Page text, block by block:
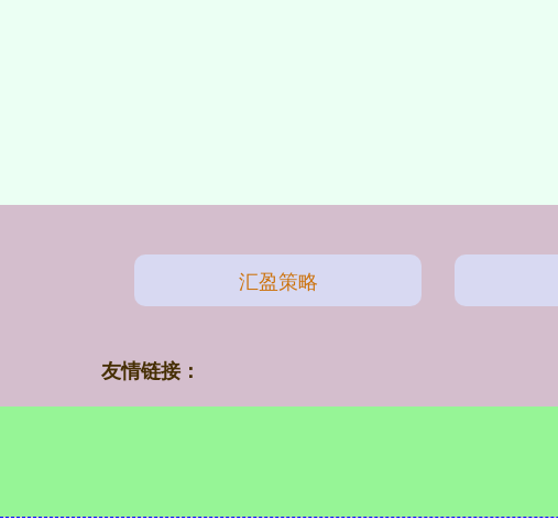
汇盈策略
友情链接：